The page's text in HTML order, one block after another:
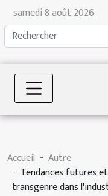
samedi 8 août 2026
Accueil
Autre
Tendances futures
transgenre dans